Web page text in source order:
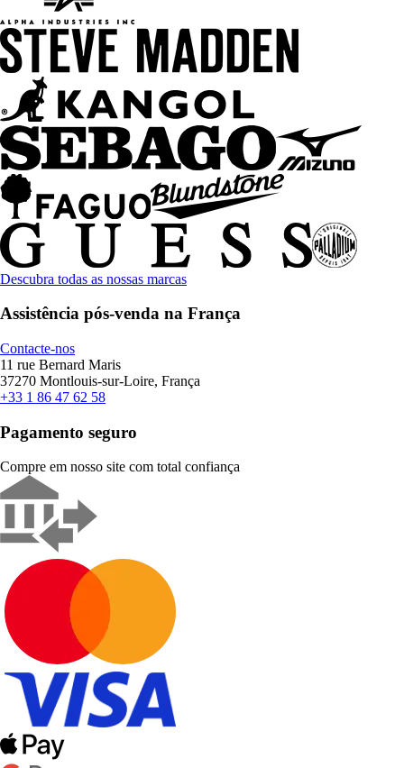
Descubra todas as nossas marcas
Assistência pós-venda na França
Contacte-nos
11 rue Bernard Maris
37270 Montlouis-sur-Loire, França
+33 1 86 47 62 58
Pagamento seguro
Compre em nosso site com total confiança